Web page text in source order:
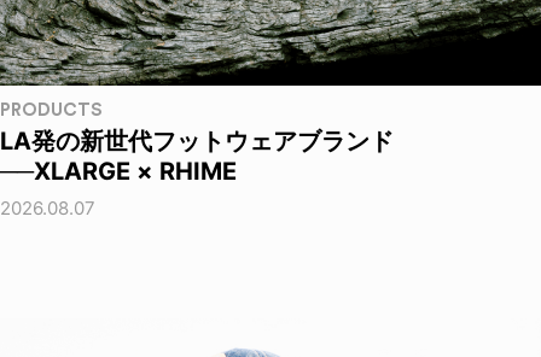
PRODUCTS
LA発の新世代フットウェアブランド
──XLARGE × RHIME
2026.08.07